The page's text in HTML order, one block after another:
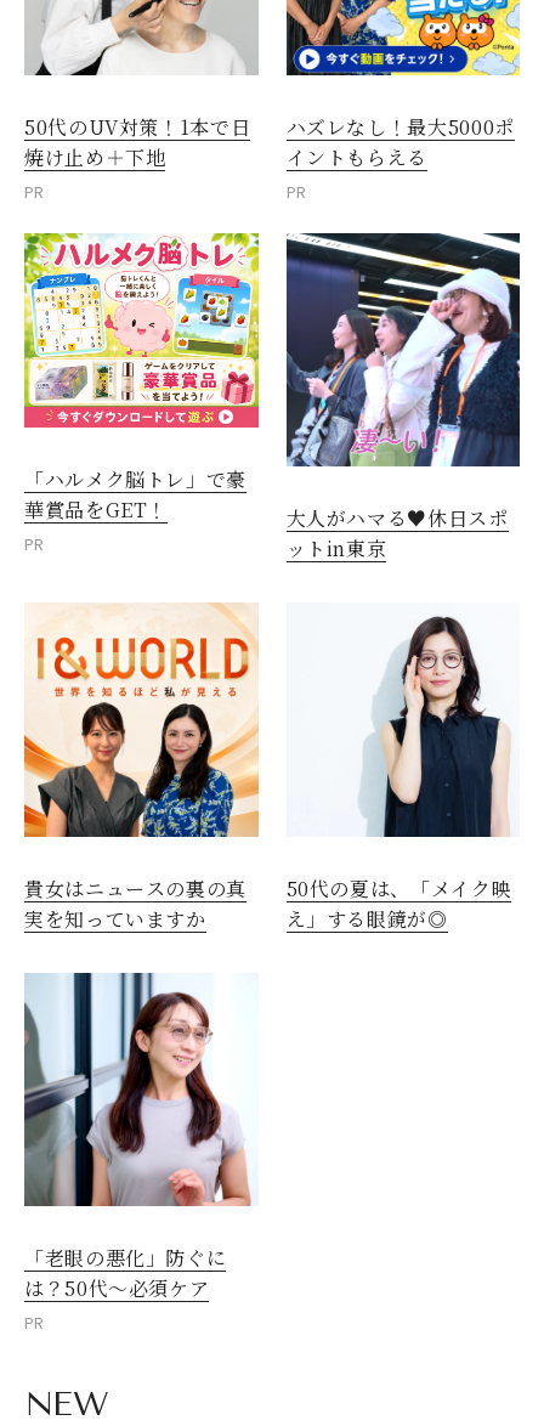
50代のUV対策！1本で日
焼け止め＋下地
PR
ハズレなし！最大5000ポ
イントもらえる
PR
「ハルメク脳トレ」で豪
華賞品をGET！
PR
大人がハマる♥休日スポ
ットin東京
貴女はニュースの裏の真
実を知っていますか
50代の夏は、「メイク映
え」する眼鏡が◎
「老眼の悪化」防ぐに
は？50代～必須ケア
PR
NEW